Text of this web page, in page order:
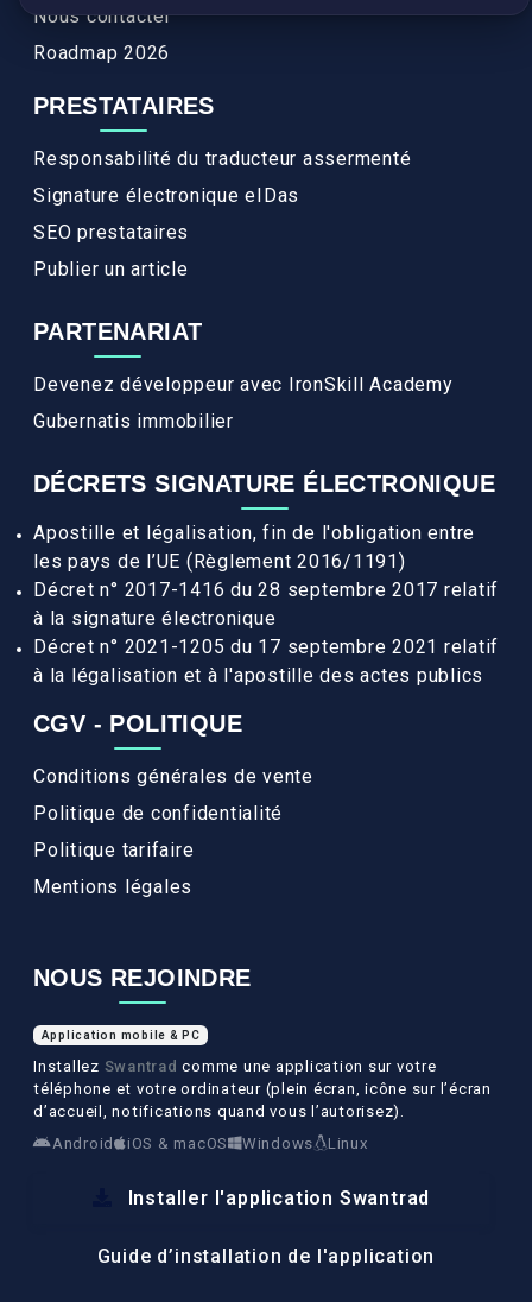
Nous contacter
Roadmap 2026
PRESTATAIRES
Responsabilité du traducteur assermenté
Signature électronique eIDas
SEO prestataires
Publier un article
PARTENARIAT
Devenez développeur avec IronSkill Academy
Gubernatis immobilier
DÉCRETS SIGNATURE ÉLECTRONIQUE
Apostille et légalisation, fin de l'obligation entre
les pays de l’UE (Règlement 2016/1191)
Décret n° 2017-1416 du 28 septembre 2017 relatif
à la signature électronique
Décret n° 2021-1205 du 17 septembre 2021 relatif
à la légalisation et à l'apostille des actes publics
CGV - POLITIQUE
Conditions générales de vente
Politique de confidentialité
Politique tarifaire
Mentions légales
NOUS REJOINDRE
Application mobile & PC
Installez Swantrad comme une application sur votre
téléphone et votre ordinateur (plein écran, icône sur l’écran
d’accueil, notifications quand vous l’autorisez).
Android
iOS & macOS Windows Linux
Installer l'application Swantrad
Guide d’installation de l'application